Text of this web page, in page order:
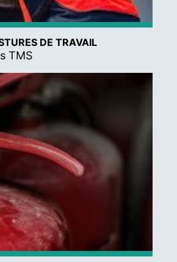
DE TRAVAIL
TMS